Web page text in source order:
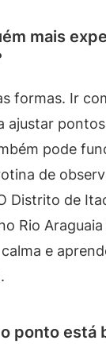
mais
formas. Ir
ajustar
pode
de
Distrito de
Rio
e
ponto está